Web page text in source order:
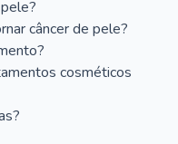
câncer de pele?
cosméticos